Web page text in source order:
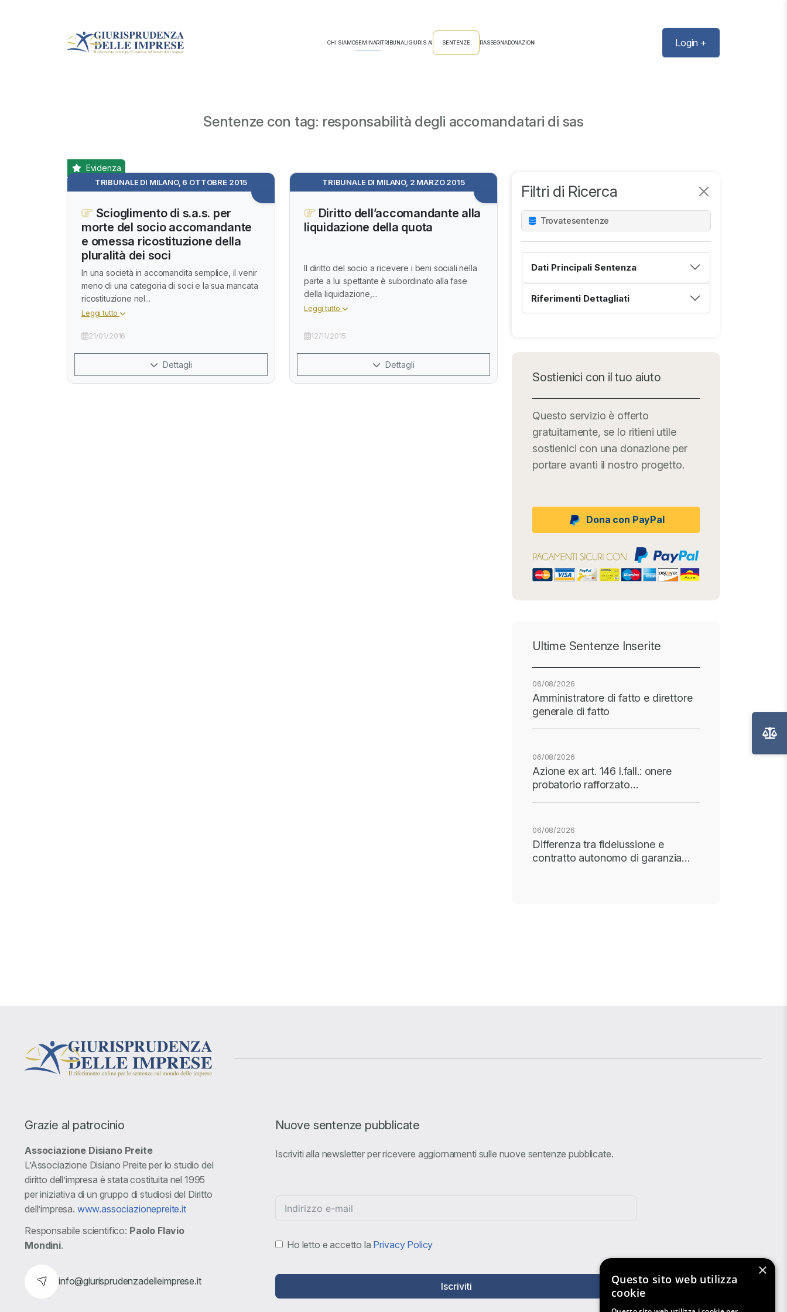
CHI SIAMOSEMINARITRIBUNALIGIURIS AI SENTENZE RASSEGNADONAZIONI Login +
Sentenze con tag: responsabilità degli accomandatari di sas
Filtri di Ricerca
Trovatesentenze
Dati Principali Sentenza
Riferimenti Dettagliati
Sostienici con il tuo aiuto
Questo servizio è offerto
gratuitamente, se lo ritieni utile
sostienici con una donazione per
portare avanti il nostro progetto.
Dona con PayPal
Ultime Sentenze Inserite
06/08/2026
Amministratore di fatto e direttore
generale di fatto
06/08/2026
Azione ex art. 146 l.fall.: onere
probatorio rafforzato…
06/08/2026
Differenza tra fideiussione e
contratto autonomo di garanzia…
TRIBUNALE DI MILANO, 6 OTTOBRE 2015
Evidenza
Scioglimento di s.a.s. per
morte del socio accomandante
e omessa ricostituzione della
pluralità dei soci
In una società in accomandita semplice, il venir
meno di una categoria di soci e la sua mancata
ricostituzione nel...
Leggi tutto
21/01/2016
Dettagli
TRIBUNALE DI MILANO, 2 MARZO 2015
Diritto dell’accomandante alla
liquidazione della quota
Il diritto del socio a ricevere i beni sociali nella
parte a lui spettante è subordinato alla fase
della liquidazione,...
Leggi tutto
12/11/2015
Dettagli
Grazie al patrocinio
Associazione Disiano Preite
L’Associazione Disiano Preite per lo studio del
diritto dell’impresa è stata costituita nel 1995
per iniziativa di un gruppo di studiosi del Diritto
dell’impresa. www.associazionepreite.it
Responsabile scientifico: Paolo Flavio
Mondini.
info@giurisprudenzadelleimprese.it
Nuove sentenze pubblicate
Iscriviti alla newsletter per ricevere aggiornamenti sulle nuove sentenze pubblicate.
Ho letto e accetto la Privacy Policy
Iscriviti
×
Questo sito web utilizza
cookie